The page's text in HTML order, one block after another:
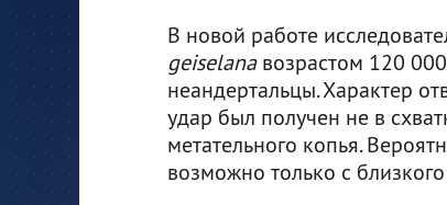
В новой работе
geiselanaвозрастом 120 000
неандертальцы. Характер
удар был получен не в
метательного копья.
возможно только с